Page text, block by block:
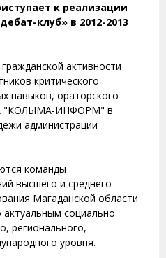
к реализации
клуб» в 2012-2013
активности
критического
навыков, ораторского
"КОЛЫМА-ИНФОРМ" в
администрации
команды
высшего и среднего
Магаданской области
социально
регионального,
уровня.